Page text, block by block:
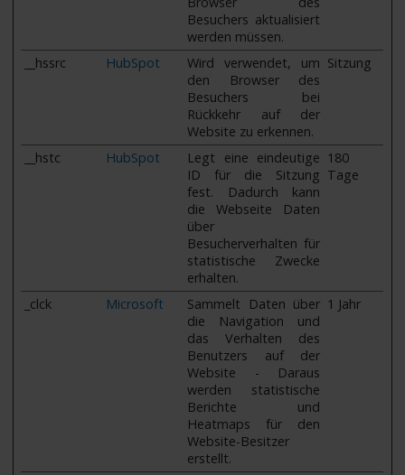
Besuchers aktualisiert
werden müssen.
__hssrc HubSpot
Wird verwendet, um
den Browser des
Besuchers bei
Rückkehr auf der
Website zu erkennen.
Sitzung
__hstc HubSpot
Legt eine eindeutige
ID für die Sitzung
fest. Dadurch kann
die Webseite Daten
über
Besucherverhalten für
statistische Zwecke
erhalten.
180
Tage
_clck Microsoft
Sammelt Daten über
die Navigation und
das Verhalten des
Benutzers auf der
Website - Daraus
werden statistische
Berichte und
Heatmaps für den
Website-Besitzer
erstellt.
1 Jahr